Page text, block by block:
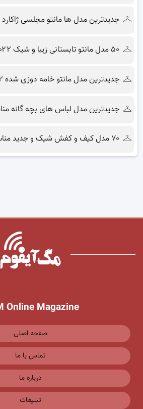
جدیدترین مدل ها مانتو مجلسی ژاکارد
۵۰ مدل مانتو تابستانی زیبا و شیک ۲۰۲۲
جدیدترین مدل مانتو خامه دوزی شده ۲۰۲۲ برای نوروز
جدیدترین مدل لباس های بچه گانه مناسب
۷۰ مدل کیف و کفش شیک و جدید مناسب عید نوروز ۱۴۰۱
Online Magazine
صفحه اصلی
تماس با ما
درباره ما
تبلیغات